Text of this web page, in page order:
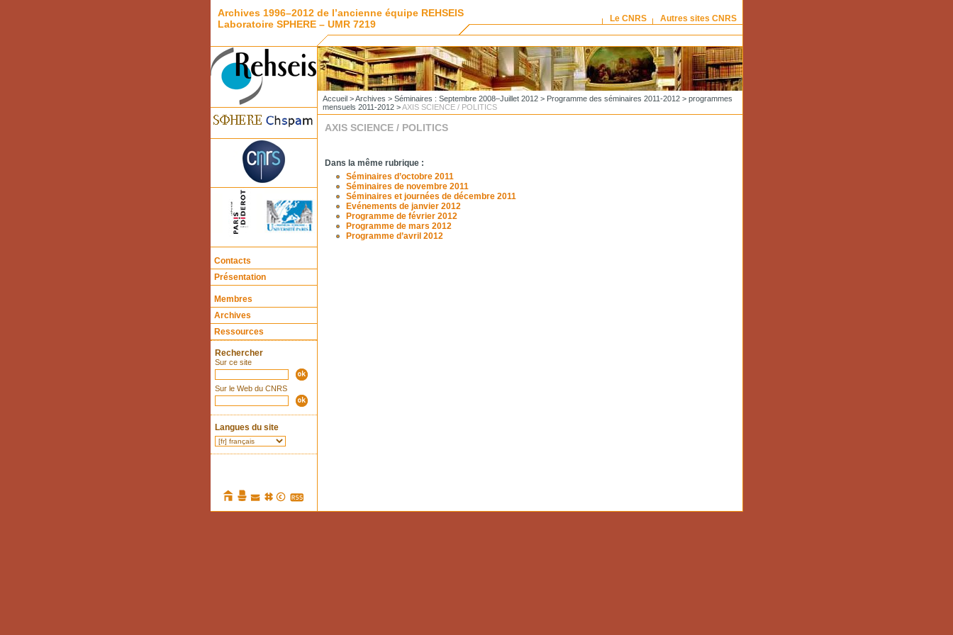
Archives 1996–2012 de l’ancienne équipe REHSEIS
Laboratoire SPHERE – UMR 7219
Le CNRS Autres sites CNRS
Contacts
Présentation
Membres
Archives
Ressources
Rechercher
Sur ce site
Sur le Web du CNRS
Langues du site
Accueil>Archives > Séminaires : Septembre 2008–Juillet 2012> Programme des séminaires 2011-2012> programmes
mensuels 2011-2012>AXIS SCIENCE / POLITICS
AXIS SCIENCE / POLITICS
Dans la même rubrique :
Séminaires d’octobre 2011
Séminaires de novembre 2011
Séminaires et journées de décembre 2011
Evénements de janvier 2012
Programme de février 2012
Programme de mars 2012
Programme d’avril 2012